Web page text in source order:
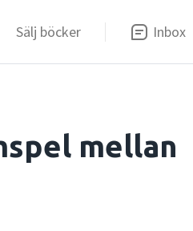
Sälj böcker Inbox
mellan